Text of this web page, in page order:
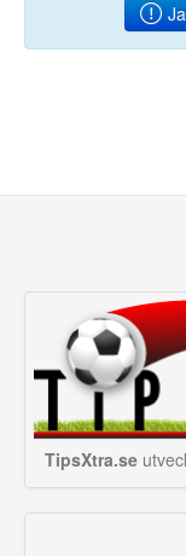
TipsXtra.se